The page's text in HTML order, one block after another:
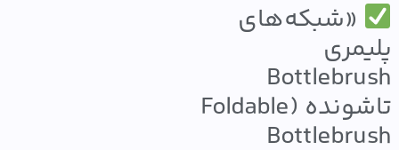
«شبکه‌های
تاشونده (Foldable